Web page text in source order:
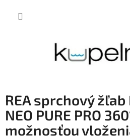
REA sprchový žľab
NEO PURE PRO
možnosťou